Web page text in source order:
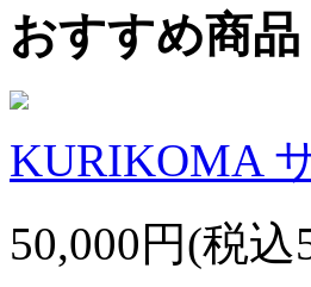
おすすめ商品
KURIKOMA
50,000円(税込